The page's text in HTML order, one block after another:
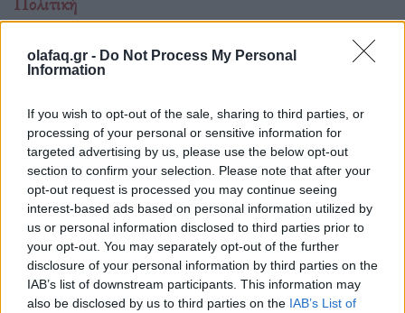
olafaq.gr - Do Not Process My Personal
Information
If you wish to opt-out of the sale, sharing to third parties, or
processing of your personal or sensitive information for
targeted advertising by us, please use the below opt-out
section to confirm your selection. Please note that after your
opt-out request is processed you may continue seeing
interest-based ads based on personal information utilized by
us or personal information disclosed to third parties prior to
your opt-out. You may separately opt-out of the further
disclosure of your personal information by third parties on the
IAB’s list of downstream participants. This information may
also be disclosed by us to third parties on the IAB’s List of
Apple News στο στόχαστρο της FTC: Όταν
η επιμέλεια ειδήσεων γίνεται πολιτική μάχη
Όταν ο επικεφαλής της FTC στέλνει δημόσια επιστολή σε
έναν CEO για το πως επιμελείται ειδήσεις πρόκειται για
πολιτικό μήνυμα. Η υπόθεση Apple News δείχνει ότι στην
Αμερική του 2026 η τεχνολογία δεν μπ